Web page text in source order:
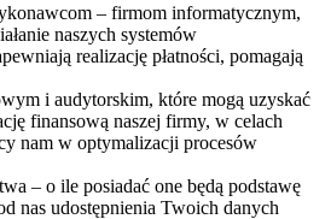
– firmom informatycznym,
naszych systemów
realizację płatności, pomagają
i audytorskim, które mogą uzyskać
finansową naszej firmy, w celach
nam w optymalizacji procesów
– o ile posiadać one będą podstawę
nas udostępnienia Twoich danych